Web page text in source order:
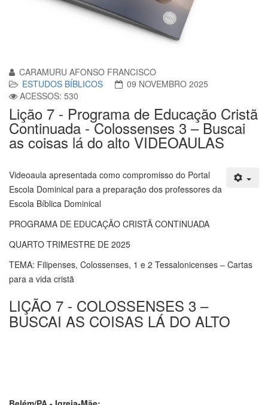
CARAMURU AFONSO FRANCISCO
ESTUDOS BÍBLICOS
09 NOVEMBRO 2025
ACESSOS: 530
Lição 7 - Programa de Educação Cristã
Continuada - Colossenses 3 – Buscai
as coisas lá do alto VIDEOAULAS
Videoaula apresentada como compromisso do Portal
Escola Dominical para a preparação dos professores da
Escola Bíblica Dominical
PROGRAMA DE EDUCAÇÃO CRISTÃ CONTINUADA
QUARTO TRIMESTRE DE 2025
TEMA: Filipenses, Colossenses, 1 e 2 Tessalonicenses – Cartas
para a vida cristã
LIÇÃO 7 - COLOSSENSES 3 –
BUSCAI AS COISAS LÁ DO ALTO